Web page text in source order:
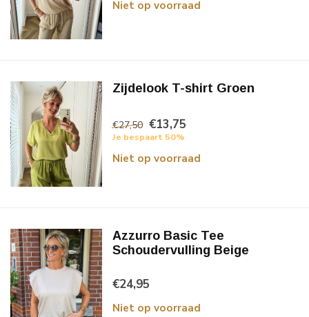
Niet op voorraad
Zijdelook T-shirt Groen
€27,50 €13,75
Je bespaart 50%
Niet op voorraad
Azzurro Basic Tee
Schoudervulling Beige
€24,95
Niet op voorraad